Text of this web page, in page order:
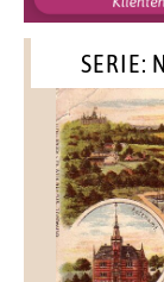
SERIE: